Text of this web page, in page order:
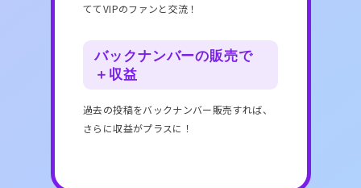
ててVIPのファンと交流！
バックナンバーの販売で
＋収益
過去の投稿をバックナンバー販売すれば、
さらに収益がプラスに！